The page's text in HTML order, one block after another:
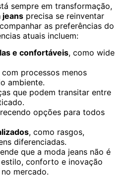
sempre em transformação,
jeans precisa se reinventar
as preferências do
atuais incluem:
e confortáveis, como wide
com processos menos
ambiente.
que podem transitar entre
opções para todos
, como rasgos,
diferenciadas.
que a moda jeans não é
conforto e inovação
mercado.